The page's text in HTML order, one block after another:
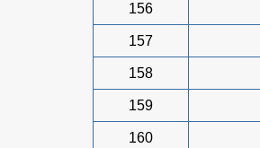
156
157
158
159
160